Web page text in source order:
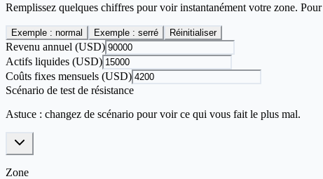
Remplissez quelques chiffres pour voir instantanément votre zone.
Exemple : normal Exemple : serré Réinitialiser
Revenu annuel (USD)
Actifs liquides (USD)
Coûts fixes mensuels (USD)
Scénario de test de résistance
Astuce : changez de scénario pour voir ce qui vous fait le plus mal.
Zone